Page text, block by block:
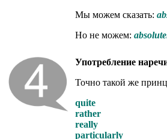
Мы можем сказать:
Но не можем:
Употребление
Точно такой же
quite
rather
really
particularly